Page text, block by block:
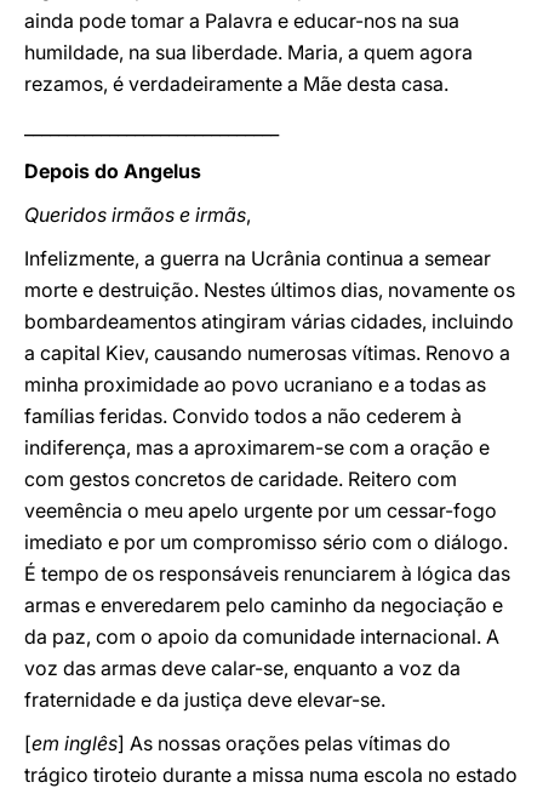
ainda pode tomar a Palavra e educar-nos na sua
humildade, na sua liberdade. Maria, a quem agora
rezamos, é verdadeiramente a Mãe desta casa.
Depois do Angelus
Queridos irmãos e irmãs,
Infelizmente, a guerra na Ucrânia continua a semear
morte e destruição. Nestes últimos dias, novamente os
bombardeamentos atingiram várias cidades, incluindo
a capital Kiev, causando numerosas vítimas. Renovo a
minha proximidade ao povo ucraniano e a todas as
famílias feridas. Convido todos a não cederem à
indiferença, mas a aproximarem-se com a oração e
com gestos concretos de caridade. Reitero com
veemência o meu apelo urgente por um cessar-fogo
imediato e por um compromisso sério com o diálogo.
É tempo de os responsáveis renunciarem à lógica das
armas e enveredarem pelo caminho da negociação e
da paz, com o apoio da comunidade internacional. A
voz das armas deve calar-se, enquanto a voz da
fraternidade e da justiça deve elevar-se.
[em inglês] As nossas orações pelas vítimas do
trágico tiroteio durante a missa numa escola no estado